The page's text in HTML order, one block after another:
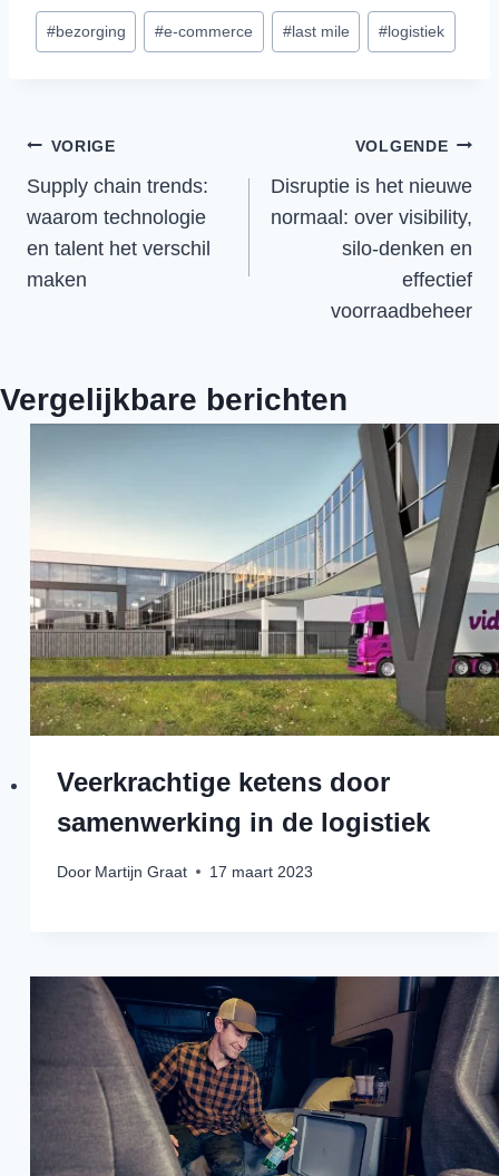
Bericht
tags:
#bezorging #e-commerce #last mile #logistiek
Bericht
navigatie
VORIGE
Supply chain trends:
waarom technologie
en talent het verschil
maken
VOLGENDE
Disruptie is het nieuwe
normaal: over visibility,
silo-denken en
effectief
voorraadbeheer
Vergelijkbare berichten
Veerkrachtige ketens door
samenwerking in de logistiek
Door Martijn Graat 17 maart 2023